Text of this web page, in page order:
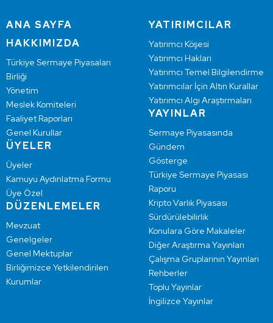
ANA SAYFA
HAKKIMIZDA
Türkiye Sermaye Piyasaları
Birliği
Yönetim
Meslek Komiteleri
Faaliyet Raporları
Genel Kurullar
ÜYELER
Üyeler
Kamuyu Aydınlatma Formu
Üye Özel
DÜZENLEMELER
Mevzuat
Genelgeler
Genel Mektuplar
Birliğimizce Yetkilendirilen
Kurumlar
YATIRIMCILAR
Yatırımcı Köşesi
Yatırımcı Hakları
Yatırımcı Temel Bilgilendirme
Yatırımcılar İçin Altın Kurallar
Yatırımcı Algı Araştırmaları
YAYINLAR
Sermaye Piyasasında
Gündem
Gösterge
Türkiye Sermaye Piyasası
Raporu
Kripto Varlık Piyasası
Sürdürülebilirlik
Konulara Göre Makaleler
Diğer Araştırma Yayınları
Çalışma Gruplarının Yayınları
Rehberler
Toplu Yayınlar
İngilizce Yayınlar